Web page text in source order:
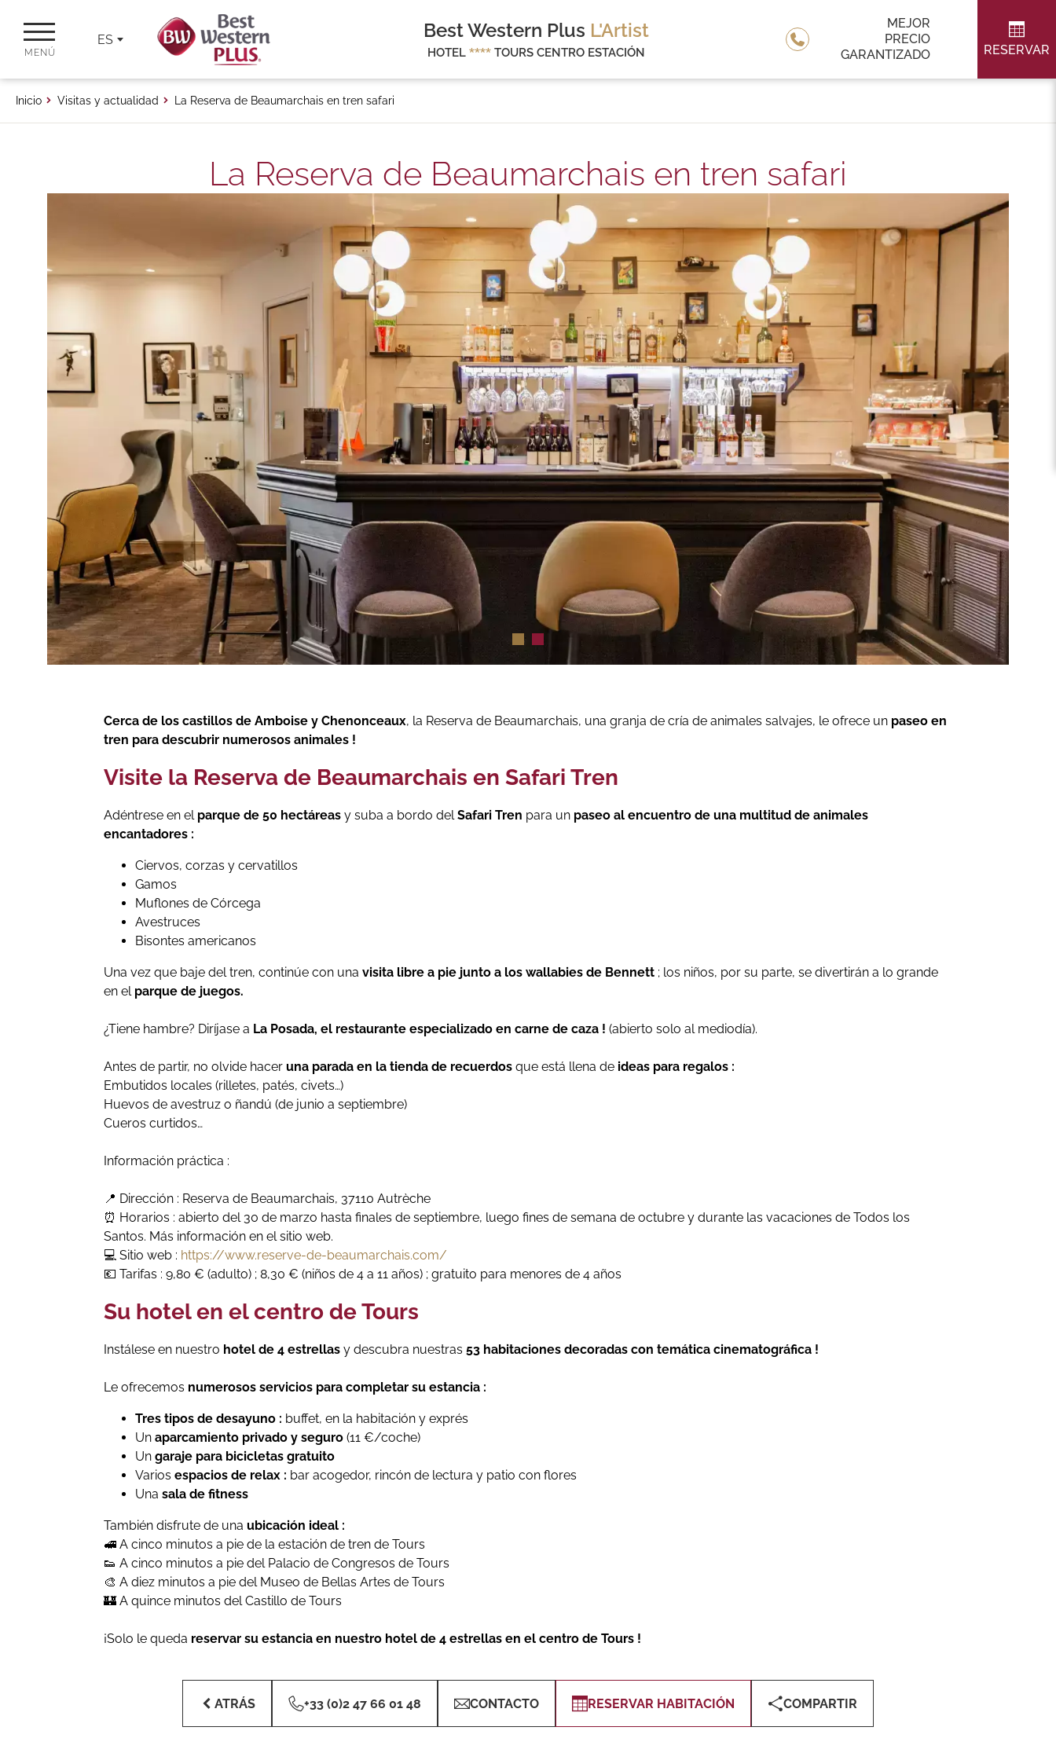
MENÚ
ES Best Western Plus L'Artist
HOTEL ****TOURS CENTRO ESTACIÓN
MEJOR
PRECIO
GARANTIZADO
RESERVAR
Inicio Visitas y actualidad La Reserva de Beaumarchais en tren safari
La Reserva de Beaumarchais en tren safari
Cerca de los castillos de Amboise y Chenonceaux, la Reserva de Beaumarchais, una granja de cría de animales salvajes, le ofrece un paseo en
tren para descubrir numerosos animales !
Visite la Reserva de Beaumarchais en Safari Tren
Adéntrese en el parque de 50 hectáreas y suba a bordo delSafari Tren para un paseo al encuentro de una multitud de animales
encantadores :
Ciervos, corzas y cervatillos
Gamos
Muflones de Córcega
Avestruces
Bisontes americanos
Una vez que baje del tren, continúe con una visita libre a pie junto a los wallabies de Bennett ; los niños, por su parte, se divertirán a lo grande
en el parque de juegos.
¿Tiene hambre? Diríjase a La Posada, el restaurante especializado en carne de caza ! (abierto solo al mediodía).
Antes de partir, no olvide hacer una parada en la tienda de recuerdos que está llena de ideas para regalos :
Embutidos locales (rilletes, patés, civets…)
Huevos de avestruz o ñandú (de junio a septiembre)
Cueros curtidos…
Información práctica :
📍 Dirección : Reserva de Beaumarchais, 37110 Autrèche
⏰ Horarios : abierto del 30 de marzo hasta finales de septiembre, luego fines de semana de octubre y durante las vacaciones de Todos los
Santos. Más información en el sitio web.
💻 Sitio web : https://www.reserve-de-beaumarchais.com/
💶 Tarifas : 9,80 € (adulto) ; 8,30 € (niños de 4 a 11 años) ; gratuito para menores de 4 años
Su hotel en el centro de Tours
Instálese en nuestro hotel de 4 estrellas y descubra nuestras 53 habitaciones decoradas con temática cinematográfica !
Le ofrecemos numerosos servicios para completar su estancia :
Tres tipos de desayuno : buffet, en la habitación y exprés
Un aparcamiento privado y seguro (11 €/coche)
Un garaje para bicicletas gratuito
Varios espacios de relax : bar acogedor, rincón de lectura y patio con flores
Una sala de fitness
También disfrute de una ubicación ideal :
🚅 A cinco minutos a pie de la estación de tren de Tours
👟 A cinco minutos a pie del Palacio de Congresos de Tours
🎨 A diez minutos a pie del Museo de Bellas Artes de Tours
🏰 A quince minutos del Castillo de Tours
¡Solo le queda reservar su estancia en nuestro hotel de 4 estrellas en el centro de Tours !
ATRÁS +33 (0)2 47 66 01 48 CONTACTO RESERVAR HABITACIÓN COMPARTIR